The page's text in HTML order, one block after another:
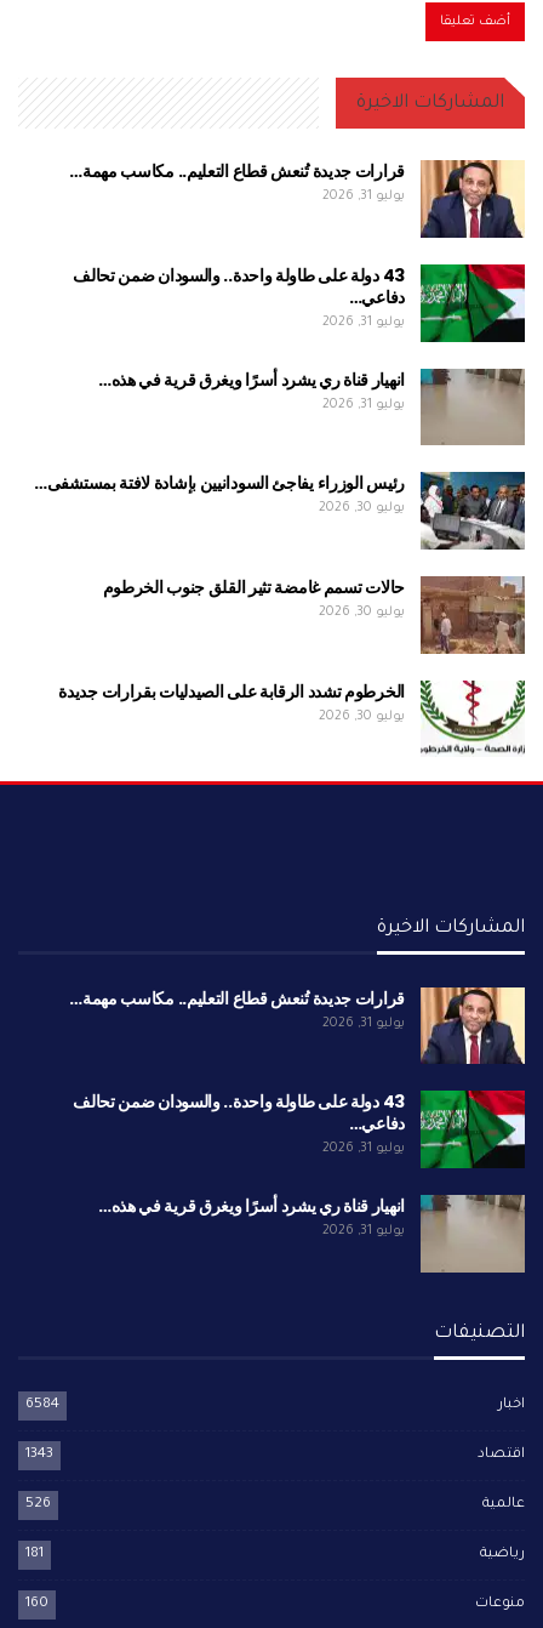
المشاركات الاخيرة
قرارات جديدة تُنعش قطاع التعليم.. مكاسب مهمة…
يوليو 31, 2026
43 دولة على طاولة واحدة.. والسودان ضمن تحالف
دفاعي…
يوليو 31, 2026
انهيار قناة ري يشرد أسرًا ويغرق قرية في هذه…
يوليو 31, 2026
رئيس الوزراء يفاجئ السودانيين بإشادة لافتة بمستشفى…
يوليو 30, 2026
حالات تسمم غامضة تثير القلق جنوب الخرطوم
يوليو 30, 2026
الخرطوم تشدد الرقابة على الصيدليات بقرارات جديدة
يوليو 30, 2026
المشاركات الاخيرة
قرارات جديدة تُنعش قطاع التعليم.. مكاسب مهمة…
يوليو 31, 2026
43 دولة على طاولة واحدة.. والسودان ضمن تحالف
دفاعي…
يوليو 31, 2026
انهيار قناة ري يشرد أسرًا ويغرق قرية في هذه…
يوليو 31, 2026
التصنيفات
اخبار 6584
اقتصاد 1343
عالمية 526
رياضية 181
منوعات 160